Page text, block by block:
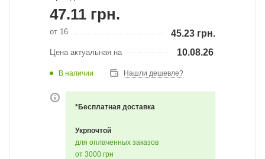
47.11 грн.
от 16 45.23 грн.
Цена актуальная на 10.08.26
В наличии Нашли дешевле?
*Бесплатная доставка
Укрпочтой
для оплаченных заказов
от 3000 грн